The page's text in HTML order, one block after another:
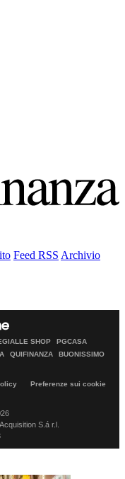
Feed RSS Archivio
SHOP
PGCASA
QUIFINANZA
BUONISSIMO
Preferenze sui cookie
S.á r.l.